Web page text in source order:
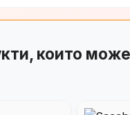
които